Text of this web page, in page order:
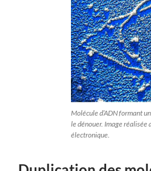
Molécule d’ADN formant
le dénouer. Image réalisée
électronique.